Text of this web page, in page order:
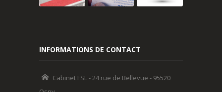
INFORMATIONS DE CONTACT
Cabinet FSL - 24 rue de Bellevue - 95520